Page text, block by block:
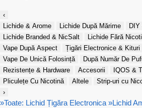
‹
Lichide & Arome
Lichide După Mărime
Lichide Branded & NicSalt
Lichide Fără
Vape După Aspect
Țigări Electronice & Kituri
Vape De Unică Folosință
După Număr De
Rezistențe & Hardware
Accesorii
IQOS &
Pliculețe Cu Nicotină
Altele
Strip-uri cu
›
»Toate: Lichid Țigăra Electronica »Lichid